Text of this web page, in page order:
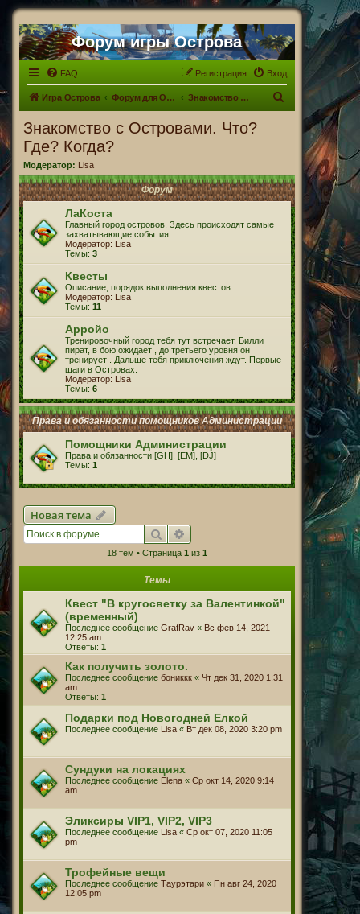
Форум игры Острова
FAQ Вход
Регистрация
Игра Острова Форум для Островитян Знакомство с Островами. Что? Где? Когда?
к
Знакомство с Островами. Что?
Где? Когда?
Модератор: Lisa
Форум
ЛаКоста
Главный город островов. Здесь происходят самые
захватывающие события.
Модератор: Lisa
Темы: 3
Квесты
Описание, порядок выполнения квестов
Модератор: Lisa
Темы: 11
Арройо
Тренировочный город тебя тут встречает, Билли
пират, в бою ожидает , до третьего уровня он
тренирует . Дальше тебя приключения ждут. Первые
шаги в Островах.
Модератор: Lisa
Темы: 6
Права и обязанности помощников Администрации
Помощники Администрации
Права и обязанности [GH]. [EM], [DJ]
Темы: 1
Новая тема
Поиск
18 тем • Страница 1 из 1
Темы
Квест "В кругосветку за Валентинкой"
(временный)
Последнее сообщение GrafRav « Вс фев 14, 2021
12:25 am
Ответы: 1
Как получить золото.
Последнее сообщение бониккк « Чт дек 31, 2020 1:31
am
Ответы: 1
Подарки под Новогодней Елкой
Последнее сообщение Lisa « Вт дек 08, 2020 3:20 pm
Сундуки на локациях
Последнее сообщение Elena « Ср окт 14, 2020 9:14
am
Эликсиры VIP1, VIP2, VIP3
Последнее сообщение Lisa « Ср окт 07, 2020 11:05
pm
Трофейные вещи
Последнее сообщение Таурэтари « Пн авг 24, 2020
12:05 pm